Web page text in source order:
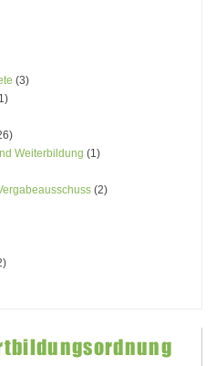
(3)
Weiterbildung (1)
(2)